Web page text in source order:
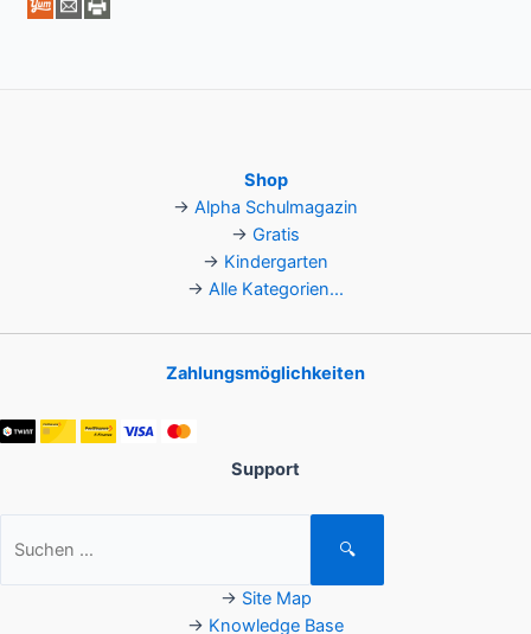
Shop
→ Alpha Schulmagazin
→ Gratis
→ Kindergarten
→ Alle Kategorien...
Zahlungsmöglichkeiten
Support
nach:
🔍
→ Site Map
→ Knowledge Base